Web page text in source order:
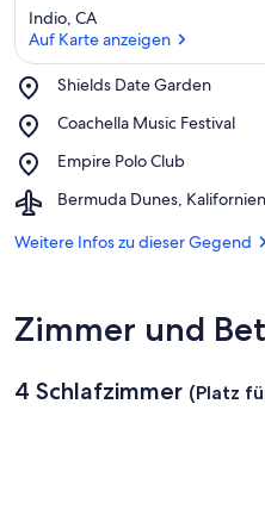
Indio, CA
Auf Karte anzeigen
Shields Date Garden
Place,
Date
Coachella Music Festival
Place,
Music
Empire Polo Club
Place,
Polo
Bermuda Dunes,
Airport,
Dunes,
Weitere Infos zu dieser Gegend
Zimmer und
4 Schlafzimmer (Platz